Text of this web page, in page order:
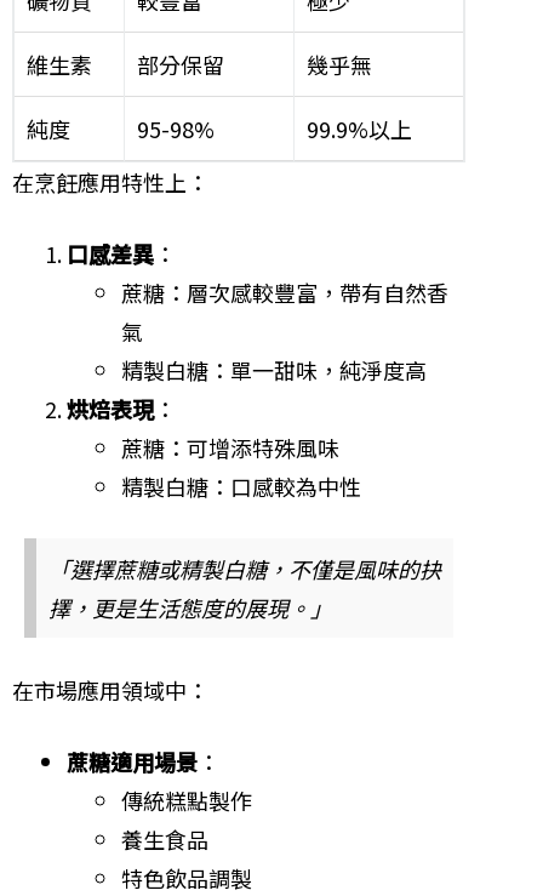
維生素 部分保留 幾乎無
純度 95-98%
99.9%以上
在烹飪應用特性上：
口感差異 ：
蔗糖：層次感較豐富，帶有自然香
氣
精製白糖：單一甜味，純淨度高
烘焙表現：
蔗糖：可增添特殊風味
精製白糖：口感較為中性
「選擇蔗糖或精製白糖，不僅是風味的抉
擇，更是生活態度的展現。」
在市場應用領域中：
蔗糖適用場景 ：
傳統糕點製作
養生食品
特色飲品調製